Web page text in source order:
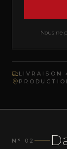
Nous ne
LIVRAISON
N° 02